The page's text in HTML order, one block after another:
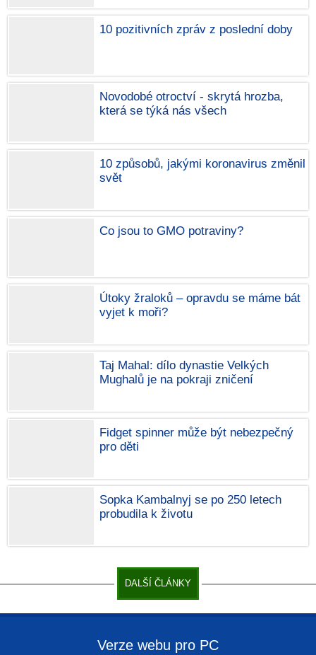
10 pozitivních zpráv z poslední doby
Novodobé otroctví - skrytá hrozba,
která se týká nás všech
10 způsobů, jakými koronavirus změnil
svět
Co jsou to GMO potraviny?
Útoky žraloků – opravdu se máme bát
vyjet k moři?
Taj Mahal: dílo dynastie Velkých
Mughalů je na pokraji zničení
Fidget spinner může být nebezpečný
pro děti
Sopka Kambalnyj se po 250 letech
probudila k životu
DALŠÍ ČLÁNKY
Verze webu pro PC